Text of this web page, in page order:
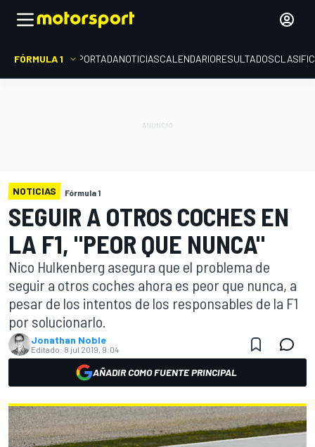
FÓRMULA 1 PORTADANOTICIASCALENDARIORESULTADOS
NOTICIAS Fórmula 1
SEGUIR A OTROS COCHES EN
LA F1, "PEOR QUE NUNCA"
Nico Hulkenberg asegura que el problema de
seguir a otros coches ahora es peor que nunca, a
pesar de los intentos de los responsables de la F1
por solucionarlo.
Jonathan Noble
Editado: 8 jul 2019, 9:04
AÑADIR COMO FUENTE PRINCIPAL